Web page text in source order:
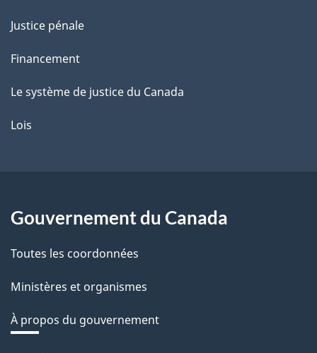
Justice pénale
Financement
Le système de justice du Canada
Lois
Gouvernement du Canada
Toutes les coordonnées
Ministères et organismes
À propos du gouvernement